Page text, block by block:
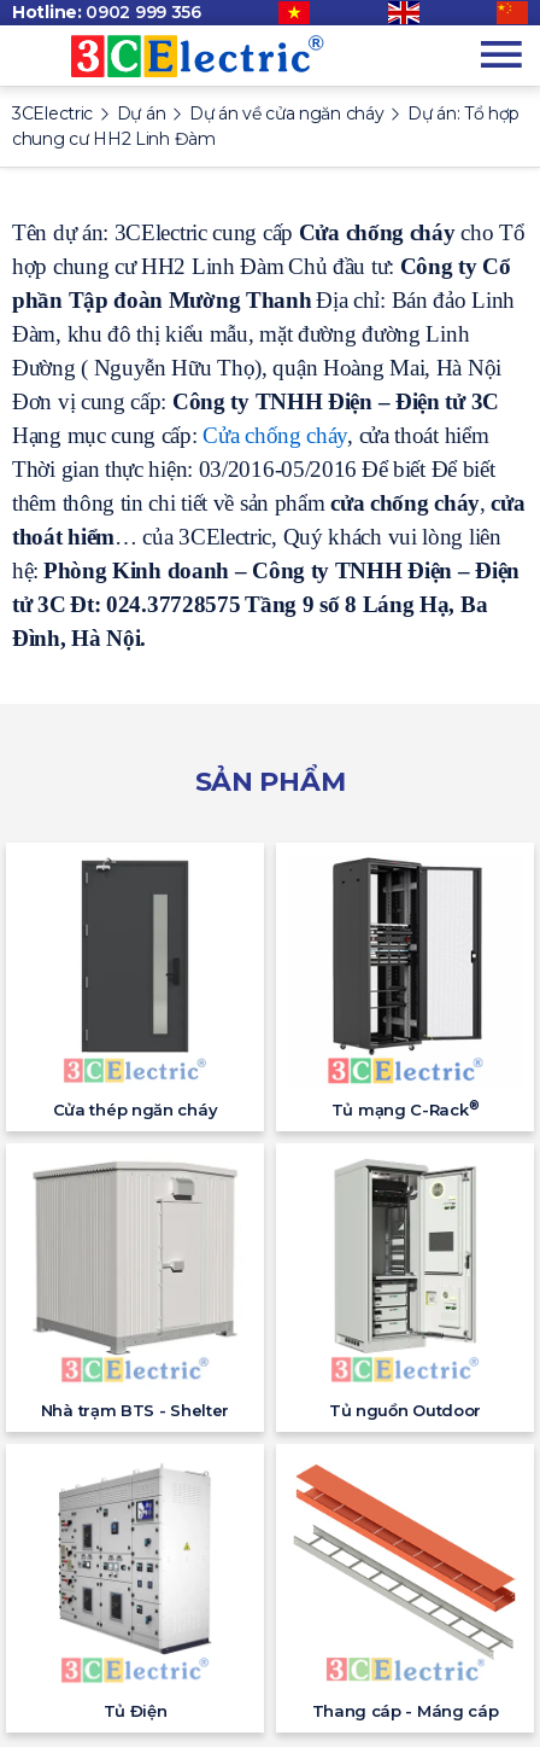
Hotline: 0902 999 356
3CElectric Dự án Dự án về cửa ngăn cháy
Dự án: Tổ hợp
chung cư HH2 Linh Đàm
Tên dự án: 3CElectric cung cấp Cửa chống cháycho Tổ
hợp chung cư HH2 Linh Đàm Chủ đầu tư: Công ty Cổ
phần Tập đoàn Mường Thanh Địa chỉ: Bán đảo Linh
Đàm, khu đô thị kiểu mẫu, mặt đường đường Linh
Đường ( Nguyễn Hữu Thọ), quận Hoàng Mai, Hà Nội
Đơn vị cung cấp: Công ty TNHH Điện – Điện tử 3C
Hạng mục cung cấp:Cửa chống cháy, cửa thoát hiểm
Thời gian thực hiện: 03/2016-05/2016 Để biết Để biết
thêm thông tin chi tiết về sản phẩmcửa chống cháy,cửa
thoát hiểm… của 3CElectric, Quý khách vui lòng liên
hệ: Phòng Kinh doanh – Công ty TNHH Điện – Điện
tử 3C Đt: 024.37728575Tầng 9 số 8 Láng Hạ, Ba
Đình, Hà Nội.
SẢN PHẨM
Cửa thép ngăn cháy Tủ mạng C-Rack®
Nhà trạm BTS - Shelter Tủ nguồn Outdoor
Tủ Điện Thang cáp - Máng cáp